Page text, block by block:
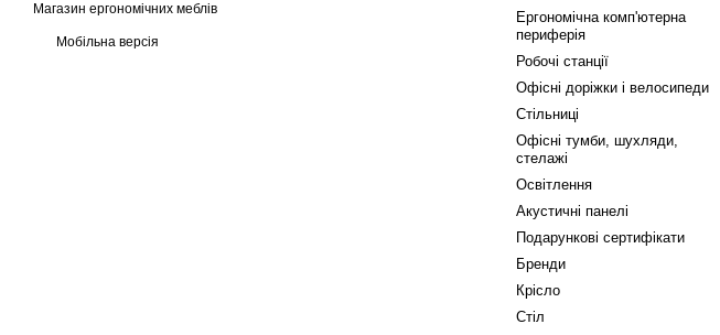
Магазин ергономічних меблів
Мобільна версія
Ергономічна комп'ютерна
периферія
Робочі станції
Офісні доріжки і велосипеди
Стільниці
Офісні тумби, шухляди,
стелажі
Освітлення
Акустичні панелі
Подарункові сертифікати
Бренди
Крісло
Стіл